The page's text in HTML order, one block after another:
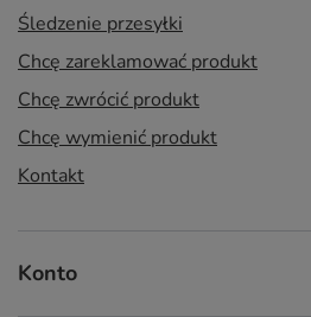
Śledzenie przesyłki
Chcę zareklamować produkt
Chcę zwrócić produkt
Chcę wymienić produkt
Kontakt
Konto